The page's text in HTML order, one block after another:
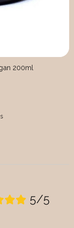
200ml
5/5